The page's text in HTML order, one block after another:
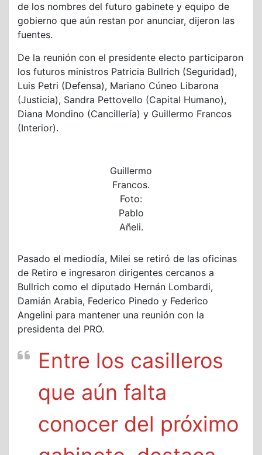
de los nombres del futuro gabinete y equipo de
gobierno que aún restan por anunciar, dijeron las
fuentes.
De la reunión con el presidente electo participaron
los futuros ministros Patricia Bullrich (Seguridad),
Luis Petri (Defensa), Mariano Cúneo Libarona
(Justicia), Sandra Pettovello (Capital Humano),
Diana Mondino (Cancillería) y Guillermo Francos
(Interior).
Guillermo
Francos.
Foto:
Pablo
Añeli.
Pasado el mediodía, Milei se retiró de las oficinas
de Retiro e ingresaron dirigentes cercanos a
Bullrich como el diputado Hernán Lombardi,
Damián Arabia, Federico Pinedo y Federico
Angelini para mantener una reunión con la
presidenta del PRO.
Entre los casilleros
que aún falta
conocer del próximo